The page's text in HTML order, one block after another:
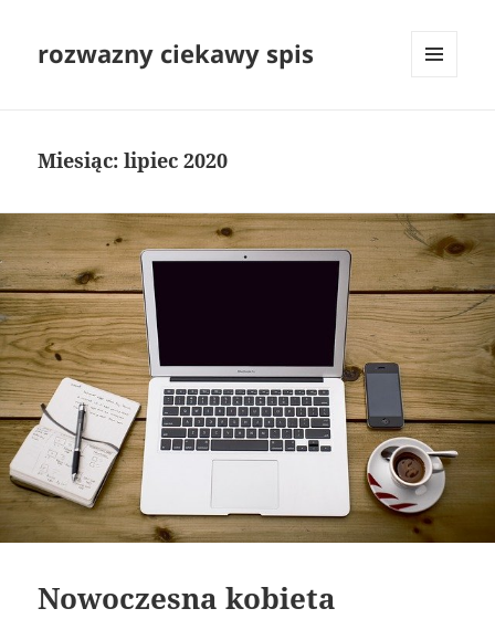
rozwazny ciekawy spis
Miesiąc:lipiec 2020
Nowoczesna kobieta